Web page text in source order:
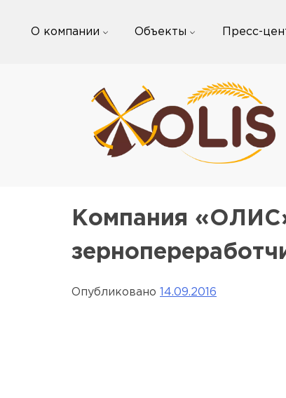
О компании Объекты Пресс-
Компания
Опубликовано 14.09.2016